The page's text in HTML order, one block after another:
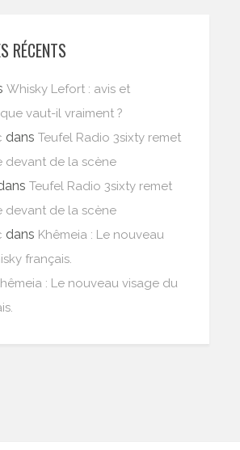
RÉCENTS
Whisky Lefort : avis et
vaut-il vraiment ?
dansTeufel Radio 3sixty remet
devant de la scène
Teufel Radio 3sixty remet
devant de la scène
dans Khêmeia : Le nouveau
français.
: Le nouveau visage du